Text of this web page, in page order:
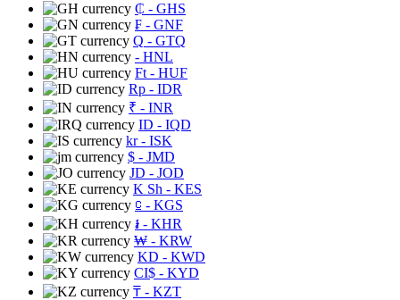
₵ - GHS
₣ - GNF
Q - GTQ
- HNL
Ft - HUF
Rp - IDR
₹ - INR
ID - IQD
kr- ISK
$ - JMD
JD - JOD
K Sh - KES
⃀ - KGS
៛ - KHR
₩ - KRW
KD - KWD
CI$ - KYD
₸ - KZT